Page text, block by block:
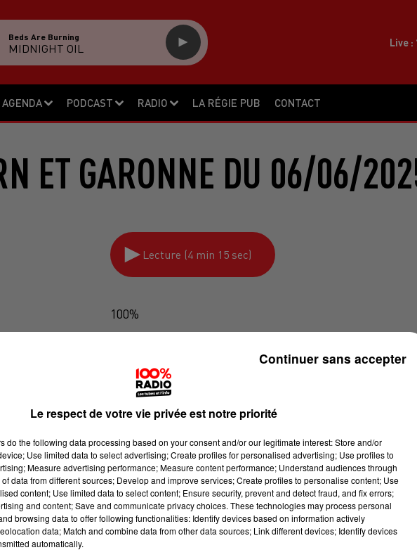
AGENDA PODCAST RADIO LA RÉGIE PUB CONTACT
Live :
Beds Are Burning
MIDNIGHT OIL
ET GARONNE DU 06/06/
Lecture (4 min 15 sec)
100%
Le respect de votre vie privée est notre priorité
do the following data processing based on your consent and/or our legitimate interest: Store and/or
Use limited data to select advertising; Create profiles for personalised advertising; Use profiles to
Measure advertising performance; Measure content performance; Understand audiences through
data from different sources; Develop and improve services; Create profiles to personalise content; Use
content; Use limited data to select content; Ensure security, prevent and detect fraud, and fix errors;
and content; Save and communicate privacy choices. These technologies may process personal
browsing data to offer following functionalities: Identify devices based on information actively
data; Match and combine data from other data sources; Link different devices; Identify devices
automatically.
Continuer sans accepter